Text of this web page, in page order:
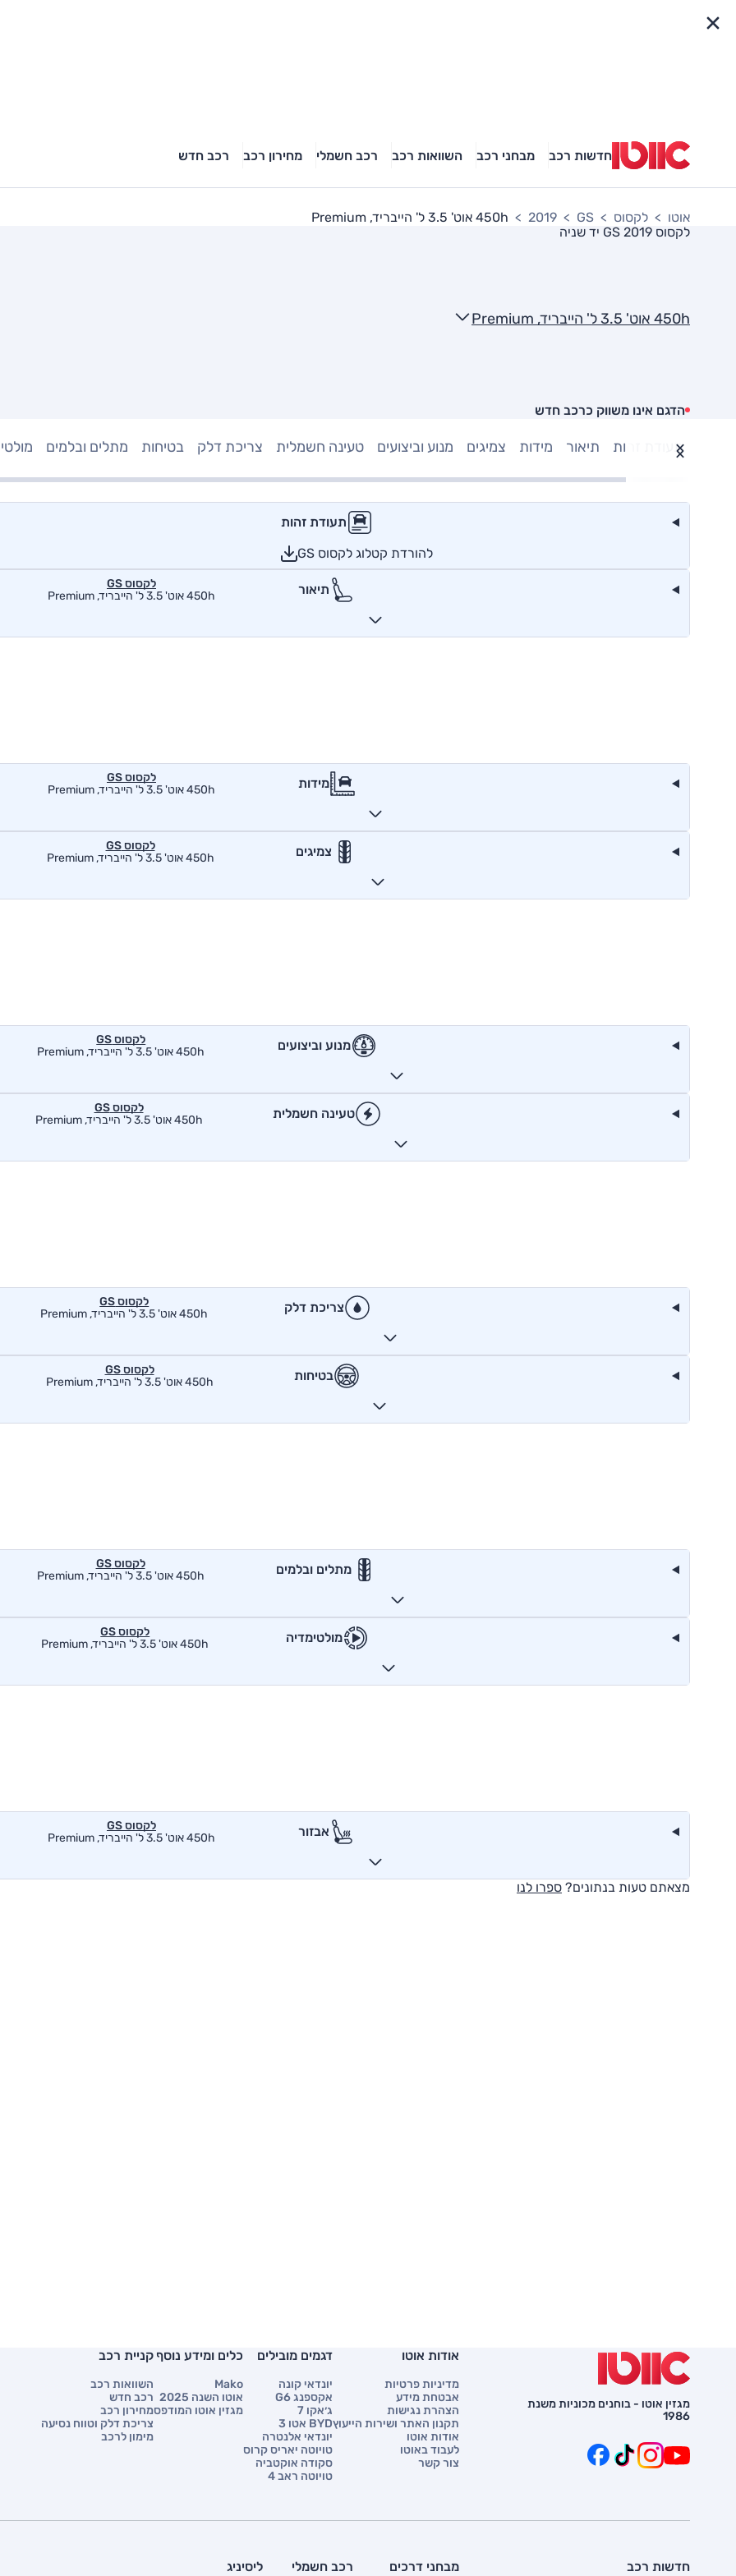
חדשות רכב מבחני רכב השוואות רכב רכב חשמלי מחירון רכב רכב חדש
אוטו לקסוס GS
2019
450h אוט' 3.5 ל' הייבריד, Premium
לקסוס GS 2019
יד שניה
450h אוט' 3.5 ל' הייבריד, Premium
הדגם אינו משווק כרכב חדש
תעודת זהות תיאור מידות צמיגים מנוע וביצועים טעינה חשמלית צריכת דלק בטיחות מתלים ובלמים
תעודת זהות
להורדת קטלוג לקסוס GS
תיאור
לקסוס GS
450h אוט' 3.5 ל' הייבריד, Premium
מידות
לקסוס GS
450h אוט' 3.5 ל' הייבריד, Premium
צמיגים
לקסוס GS
450h אוט' 3.5 ל' הייבריד, Premium
מנוע וביצועים
לקסוס GS
450h אוט' 3.5 ל' הייבריד, Premium
טעינה חשמלית
לקסוס GS
450h אוט' 3.5 ל' הייבריד, Premium
צריכת דלק
לקסוס GS
450h אוט' 3.5 ל' הייבריד, Premium
בטיחות
לקסוס GS
450h אוט' 3.5 ל' הייבריד, Premium
מתלים ובלמים
לקסוס GS
450h אוט' 3.5 ל' הייבריד, Premium
מולטימדיה
לקסוס GS
450h אוט' 3.5 ל' הייבריד, Premium
אבזור
לקסוס GS
450h אוט' 3.5 ל' הייבריד, Premium
מצאתם טעות בנתונים? ספרו לנו
מגזין אוטו - בוחנים מכוניות משנת
1986
אודות אוטו
מדיניות פרטיות
אבטחת מידע
הצהרת נגישות
תקנון האתר ושירות הייעוץ
אודות אוטו
לעבוד באוטו
צור קשר
דגמים מובילים
יונדאי קונה
אקספנג G6
ג׳אקו 7
BYD אטו 3
יונדאי אלנטרה
טויוטה יאריס קרוס
סקודה אוקטביה
טויוטה ראב 4
כלים ומידע נוסף
Mako
אוטו השנה 2025
מגזין אוטו המודפס
קניית רכב
השוואות רכב
רכב חדש
מחירון רכב
צריכת דלק וטווח נסיעה
מימון לרכב
חדשות רכב מבחני דרכים רכב חשמלי ליסיניג